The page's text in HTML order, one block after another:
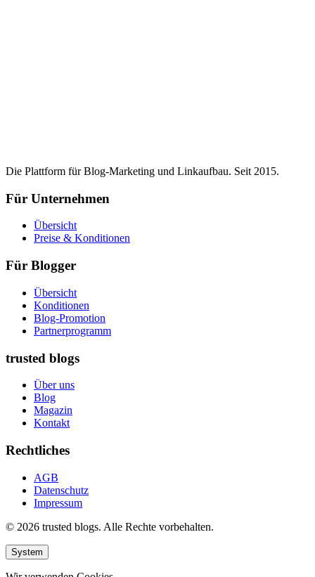
Die Plattform für Blog-Marketing und Linkaufbau. Seit 2015.
Für Unternehmen
Übersicht
Preise & Konditionen
Für Blogger
Übersicht
Konditionen
Blog-Promotion
Partnerprogramm
trusted blogs
Über uns
Blog
Magazin
Kontakt
Rechtliches
AGB
Datenschutz
Impressum
© 2026 trusted blogs. Alle Rechte vorbehalten.
System